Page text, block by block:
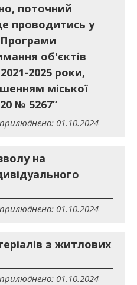
поточний
проводитись у
Програми
об'єктів
2025 роки,
міської
№ 5267”
01.10.2024
на
01.10.2024
з житлових
01.10.2024